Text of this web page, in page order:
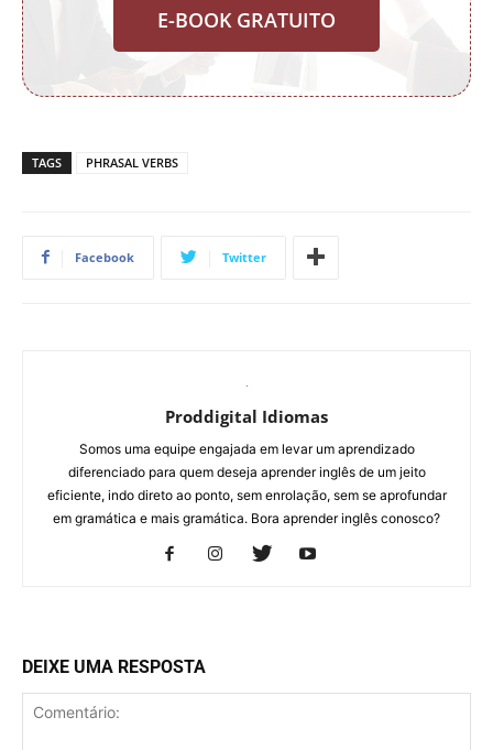
E-BOOK GRATUITO
TAGS PHRASAL VERBS
Facebook Twitter
Proddigital Idiomas
Somos uma equipe engajada em levar um aprendizado
diferenciado para quem deseja aprender inglês de um jeito
eficiente, indo direto ao ponto, sem enrolação, sem se aprofundar
em gramática e mais gramática. Bora aprender inglês conosco?
DEIXE UMA RESPOSTA